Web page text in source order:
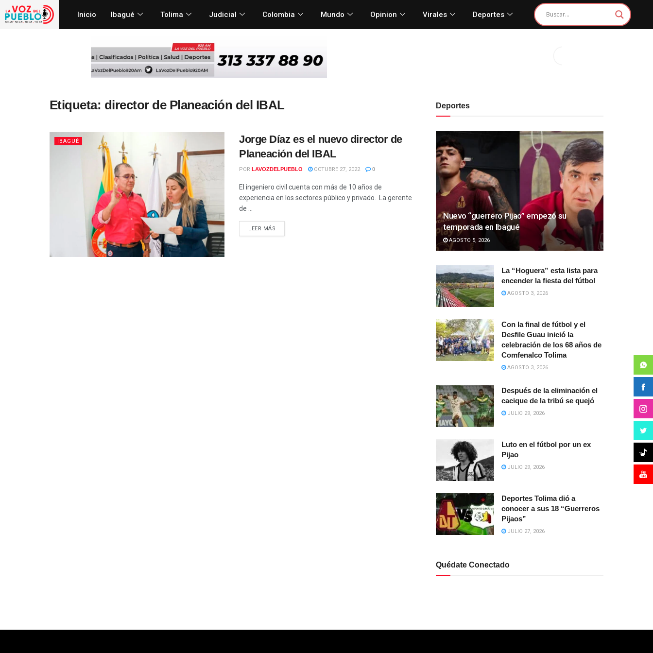
Inicio Ibagué Tolima Judicial Colombia Mundo Opinion Virales Deportes
Etiqueta: director de Planeación del IBAL
IBAGUÉ
Jorge Díaz es el nuevo director de
Planeación del IBAL
POR LAVOZDELPUEBLO OCTUBRE 27, 2022 0
El ingeniero civil cuenta con más de 10 años de
experiencia en los sectores público y privado. La gerente
de ...
LEER MÁS
Deportes
Nuevo “guerrero Pijao” empezó su
temporada en Ibagué
AGOSTO 5, 2026
La “Hoguera” esta lista para
encender la fiesta del fútbol
AGOSTO 3, 2026
Con la final de fútbol y el
Desfile Guau inició la
celebración de los 68 años de
Comfenalco Tolima
AGOSTO 3, 2026
Después de la eliminación el
cacique de la tribú se quejó
JULIO 29, 2026
Luto en el fútbol por un ex
Pijao
JULIO 29, 2026
Deportes Tolima dió a
conocer a sus 18 “Guerreros
Pijaos”
JULIO 27, 2026
Quédate Conectado